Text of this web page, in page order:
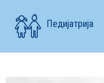
Педијатрија